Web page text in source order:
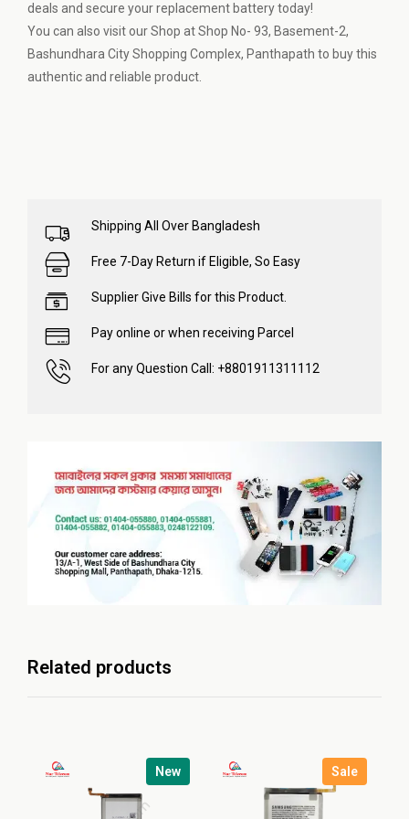
deals and secure your replacement battery today!
You can also visit our Shop at Shop No- 93, Basement-2,
Bashundhara City Shopping Complex, Panthapath to buy this
authentic and reliable product.
Shipping All Over Bangladesh
Free 7-Day Return if Eligible, So Easy
Supplier Give Bills for this Product.
Pay online or when receiving Parcel
For any Question Call: +8801911311112
Related products
New Sale